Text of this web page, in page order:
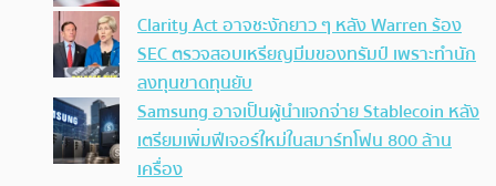
Clarity Act อาจชะงักยาว ๆ หลัง Warren ร้อง
SEC ตรวจสอบเหรียญมีมของทรัมป์ เพราะทำนัก
ลงทุนขาดทุนยับ
Samsung อาจเป็นผู้นำแจกจ่าย Stablecoin หลัง
เตรียมเพิ่มฟีเจอร์ใหม่ในสมาร์ทโฟน 800 ล้าน
เครื่อง